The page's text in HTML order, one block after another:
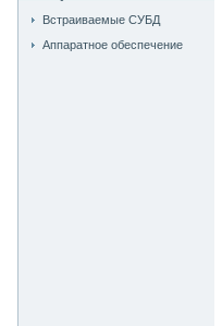
Встраиваемые СУБД
Аппаратное обеспечение